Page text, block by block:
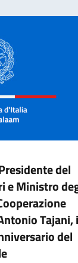
del
e Ministro
Tajani,
del